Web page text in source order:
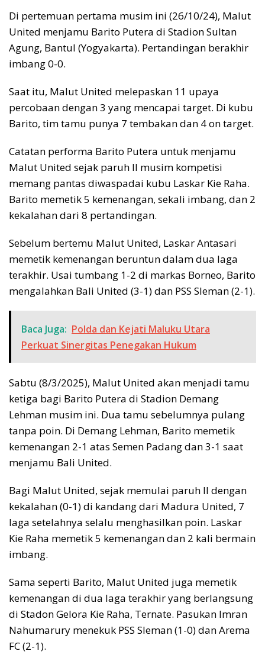
Di pertemuan pertama musim ini (26/10/24), Malut
United menjamu Barito Putera di Stadion Sultan
Agung, Bantul (Yogyakarta). Pertandingan berakhir
imbang 0-0.
Saat itu, Malut United melepaskan 11 upaya
percobaan dengan 3 yang mencapai target. Di kubu
Barito, tim tamu punya 7 tembakan dan 4 on target.
Catatan performa Barito Putera untuk menjamu
Malut United sejak paruh II musim kompetisi
memang pantas diwaspadai kubu Laskar Kie Raha.
Barito memetik 5 kemenangan, sekali imbang, dan 2
kekalahan dari 8 pertandingan.
Sebelum bertemu Malut United, Laskar Antasari
memetik kemenangan beruntun dalam dua laga
terakhir. Usai tumbang 1-2 di markas Borneo, Barito
mengalahkan Bali United (3-1) dan PSS Sleman (2-1).
Baca Juga: Polda dan Kejati Maluku Utara
Perkuat Sinergitas Penegakan Hukum
Sabtu (8/3/2025), Malut United akan menjadi tamu
ketiga bagi Barito Putera di Stadion Demang
Lehman musim ini. Dua tamu sebelumnya pulang
tanpa poin. Di Demang Lehman, Barito memetik
kemenangan 2-1 atas Semen Padang dan 3-1 saat
menjamu Bali United.
Bagi Malut United, sejak memulai paruh II dengan
kekalahan (0-1) di kandang dari Madura United, 7
laga setelahnya selalu menghasilkan poin. Laskar
Kie Raha memetik 5 kemenangan dan 2 kali bermain
imbang.
Sama seperti Barito, Malut United juga memetik
kemenangan di dua laga terakhir yang berlangsung
di Stadon Gelora Kie Raha, Ternate. Pasukan Imran
Nahumarury menekuk PSS Sleman (1-0) dan Arema
FC (2-1).